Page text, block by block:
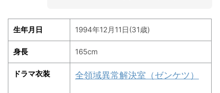
生年月日 1994年12月11日(31歳)
身長 165cm
ドラマ衣装 全領域異常解決室（ゼンケツ）